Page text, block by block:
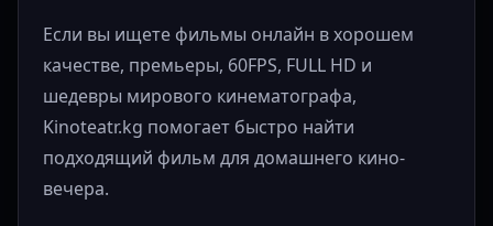
Если вы ищете фильмы онлайн в хорошем
качестве, премьеры, 60FPS, FULL HD и
шедевры мирового кинематографа,
Kinoteatr.kg помогает быстро найти
подходящий фильм для домашнего кино-
вечера.